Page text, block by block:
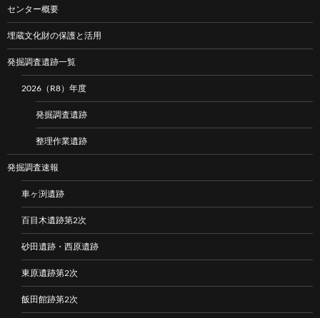
センター概要
埋蔵文化財の保護と活用
発掘調査遺跡一覧
2026（R8）年度
発掘調査遺跡
整理作業遺跡
発掘調査速報
車ヶ渕遺跡
百目木遺跡第2次
砂田遺跡・西原遺跡
東原遺跡第2次
飯田館跡第2次